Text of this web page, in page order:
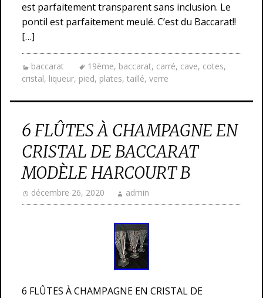
est parfaitement transparent sans inclusion. Le
pontil est parfaitement meulé. C’est du Baccarat!!
[…]
baccarat 19ème, baccarat, carré, cave, cotes,
cristal, liqueur, pied, plates, taillé, verre
6 FLÛTES À CHAMPAGNE EN
CRISTAL DE BACCARAT
MODÈLE HARCOURT B
décembre 26, 2020 admin
6 FLÛTES À CHAMPAGNE EN CRISTAL DE